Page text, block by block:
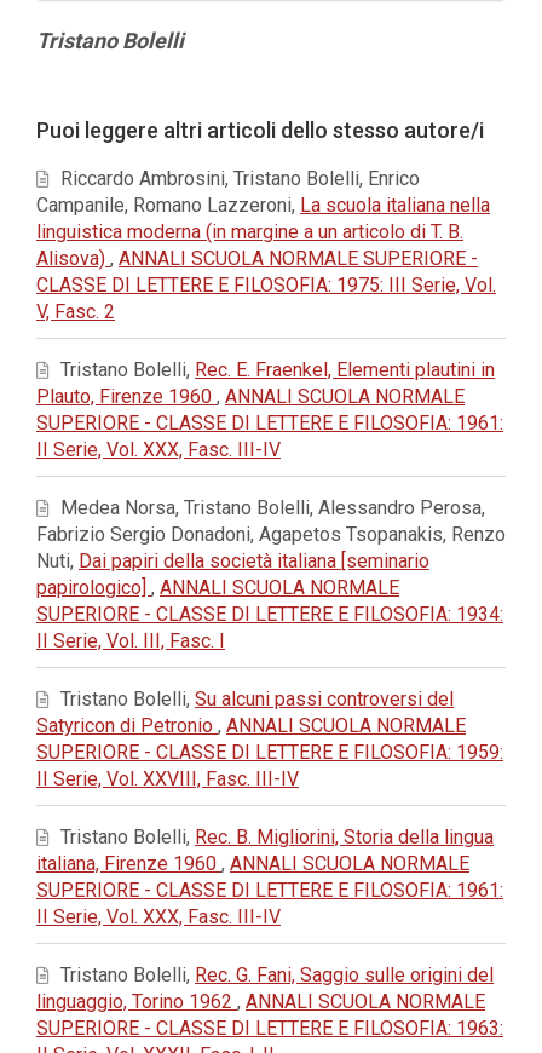
Contenuto
Tristano Bolelli
dell'articolo
Puoi leggere altri articoli dello stesso autore/i
Riccardo Ambrosini, Tristano Bolelli, Enrico
Campanile, Romano Lazzeroni, La scuola italiana nella
linguistica moderna (in margine a un articolo di T. B.
Alisova) , ANNALI SCUOLA NORMALE SUPERIORE -
CLASSE DI LETTERE E FILOSOFIA: 1975: III Serie, Vol.
V, Fasc. 2
Tristano Bolelli, Rec. E. Fraenkel, Elementi plautini in
Plauto, Firenze 1960 , ANNALI SCUOLA NORMALE
SUPERIORE - CLASSE DI LETTERE E FILOSOFIA: 1961:
II Serie, Vol. XXX, Fasc. III-IV
Medea Norsa, Tristano Bolelli, Alessandro Perosa,
Fabrizio Sergio Donadoni, Agapetos Tsopanakis, Renzo
Nuti, Dai papiri della società italiana [seminario
papirologico] , ANNALI SCUOLA NORMALE
SUPERIORE - CLASSE DI LETTERE E FILOSOFIA: 1934:
II Serie, Vol. III, Fasc. I
Tristano Bolelli, Su alcuni passi controversi del
Satyricon di Petronio , ANNALI SCUOLA NORMALE
SUPERIORE - CLASSE DI LETTERE E FILOSOFIA: 1959:
II Serie, Vol. XXVIII, Fasc. III-IV
Tristano Bolelli, Rec. B. Migliorini, Storia della lingua
italiana, Firenze 1960 , ANNALI SCUOLA NORMALE
SUPERIORE - CLASSE DI LETTERE E FILOSOFIA: 1961:
II Serie, Vol. XXX, Fasc. III-IV
Tristano Bolelli, Rec. G. Fani, Saggio sulle origini del
linguaggio, Torino 1962 , ANNALI SCUOLA NORMALE
SUPERIORE - CLASSE DI LETTERE E FILOSOFIA: 1963: